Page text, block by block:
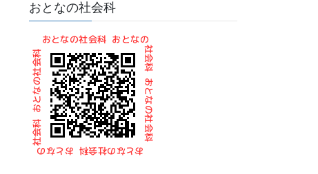
おとなの社会科